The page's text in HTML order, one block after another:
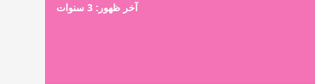
آخر ظهور: 3 سنوات